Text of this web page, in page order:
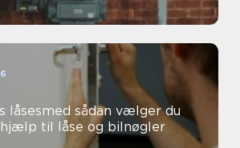
sådan vælger du
til låse og bilnøgler